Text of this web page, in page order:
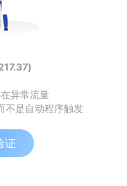
异常流量
不是自动程序触发
证